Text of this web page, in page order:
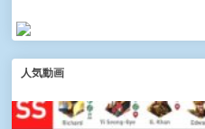
人気動画